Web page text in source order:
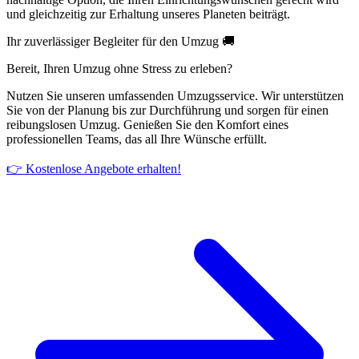
und gleichzeitig zur Erhaltung unseres Planeten beiträgt.
Ihr zuverlässiger Begleiter für den Umzug 🚚
Bereit, Ihren Umzug ohne Stress zu erleben?
Nutzen Sie unseren umfassenden Umzugsservice. Wir unterstützen
Sie von der Planung bis zur Durchführung und sorgen für einen
reibungslosen Umzug. Genießen Sie den Komfort eines
professionellen Teams, das all Ihre Wünsche erfüllt.
👉 Kostenlose Angebote erhalten!